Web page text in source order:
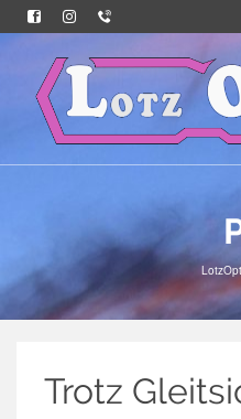
Trotz